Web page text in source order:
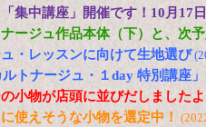
集中講座」開催です！10月17
ージュ作品本体（下）と、次
・レッスンに向けて生地選び
ルトナージュ・１day 特別講座
小物が店頭に並びだしましたよ
使えそうな小物を選定中！